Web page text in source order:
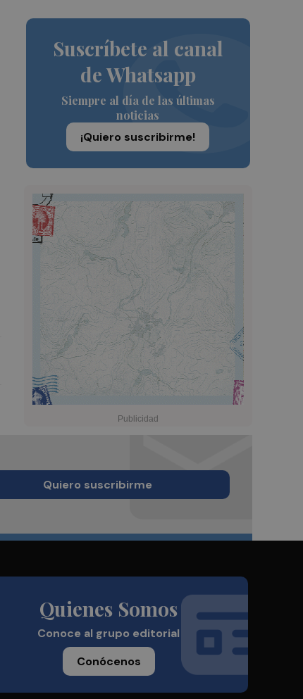
Suscríbete al canal
de Whatsapp
Siempre al día de las últimas
noticias
¡Quiero suscribirme!
Quiero suscribirme
Quienes Somos
Conoce al grupo editorial
Conócenos